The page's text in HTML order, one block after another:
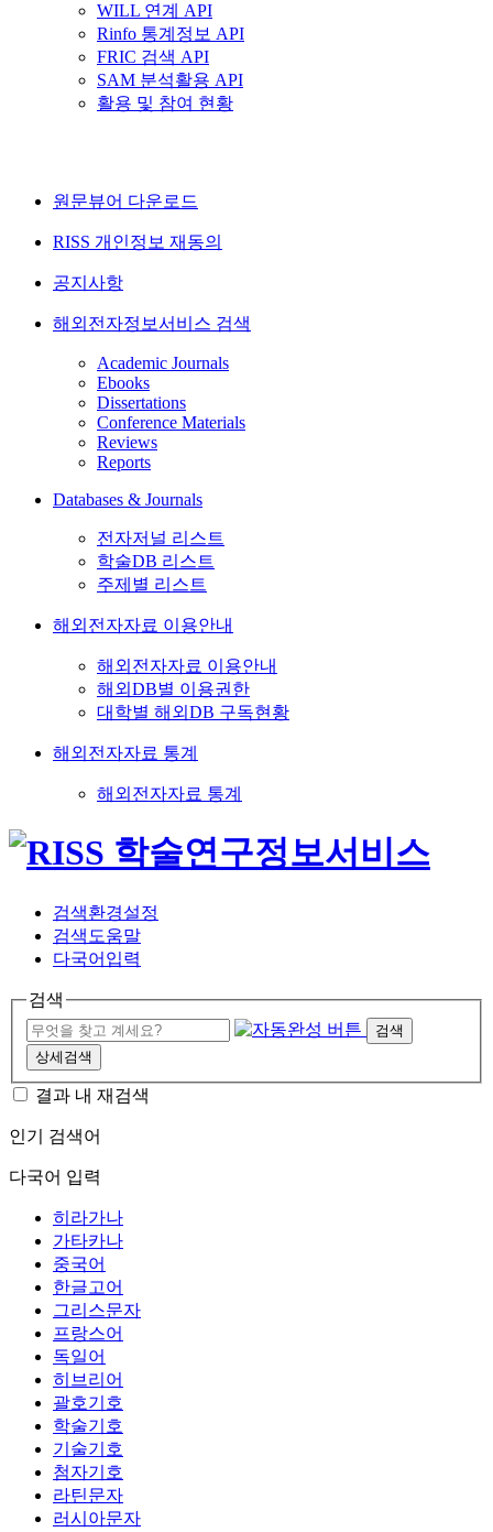
WILL 연계 API
Rinfo 통계정보 API
FRIC 검색 API
SAM 분석활용 API
활용 및 참여 현황
원문뷰어 다운로드
RISS 개인정보 재동의
공지사항
해외전자정보서비스 검색
Academic Journals
Ebooks
Dissertations
Conference Materials
Reviews
Reports
Databases & Journals
전자저널 리스트
학술DB 리스트
주제별 리스트
해외전자자료 이용안내
해외전자자료 이용안내
해외DB별 이용권한
대학별 해외DB 구독현황
해외전자자료 통계
해외전자자료 통계
검색환경설정
검색도움말
다국어입력
검색
검색
상세검색
결과 내 재검색
인기 검색어
다국어 입력
히라가나
가타카나
중국어
한글고어
그리스문자
프랑스어
독일어
히브리어
괄호기호
학술기호
기술기호
첨자기호
라틴문자
러시아문자